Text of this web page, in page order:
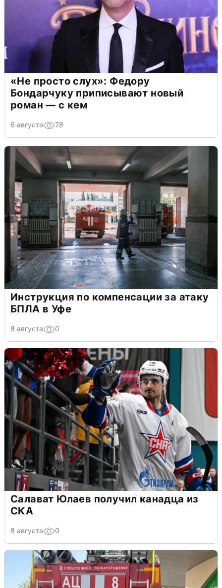
«Не просто слух»: Федору
Бондарчуку приписывают новый
роман — с кем
6 августа 78
Инструкция по компенсации за атаку
БПЛА в Уфе
8 августа 0
Салават Юлаев получил канадца из
СКА
8 августа 0